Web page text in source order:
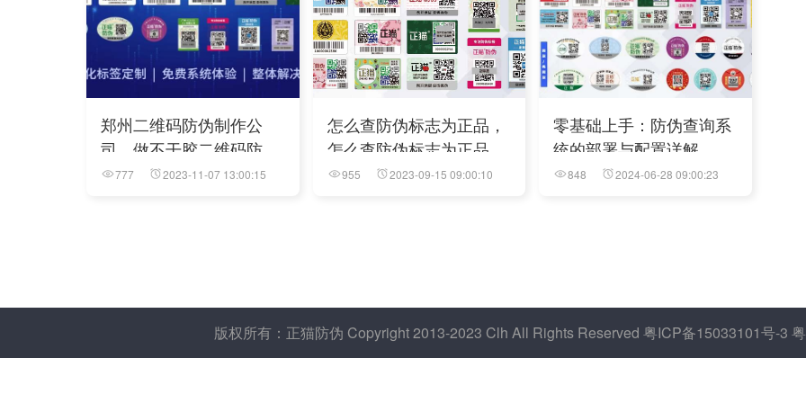
郑州二维码防伪制作公
司，做不干胶二维码防伪
制作
777 2023-11-07 13:00:15
怎么查防伪标志为正品，
怎么查防伪标志为正品的
衣服图片
955 2023-09-15 09:00:10
零基础上手：防伪查询系
统的部署与配置详解
848 2024-06-28 09:00:23
版权所有：正猫防伪 Copyright 2013-2023 Clh All Rights Reserved 粤ICP备15033101号-3